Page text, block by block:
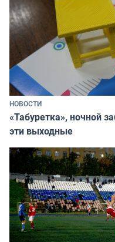
НОВОСТИ
«Табуретка», ночной
эти выходные